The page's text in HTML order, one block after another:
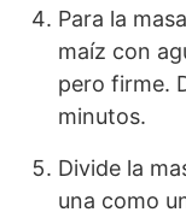
Para la
maíz con
pero firme.
minutos.
Divide la
una como